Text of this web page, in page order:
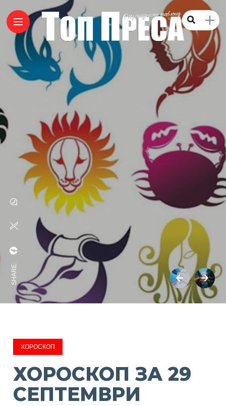
SHARE:
ХОРОСКОП
ХОРОСКОП ЗА 29
СЕПТЕМВРИ